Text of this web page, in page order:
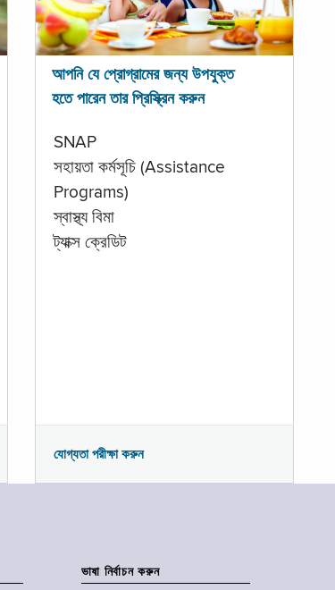
আপনি যে প্রোগ্রামের জন্য উপযুক্ত
হতে পারেন তার প্রিস্ক্রিন করুন
SNAP
সহায়তা কর্মসূচি (Assistance
Programs)
স্বাস্থ্য বিমা
ট্যাক্স ক্রেডিট
যোগ্যতা পরীক্ষা করুন
ভাষা নির্বাচন করুন